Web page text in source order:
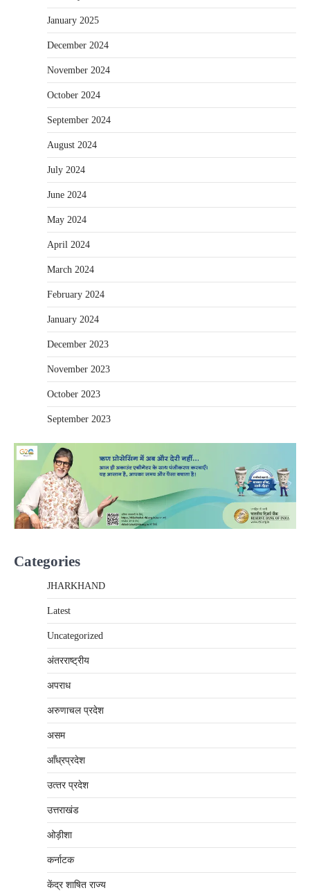
January 2025
December 2024
November 2024
October 2024
September 2024
August 2024
July 2024
June 2024
May 2024
April 2024
March 2024
February 2024
January 2024
December 2023
November 2023
October 2023
September 2023
Categories
JHARKHAND
Latest
Uncategorized
अंतरराष्‍ट्रीय
अपराध
अरुणाचल प्रदेश
असम
आँध्रप्रदेश
उत्‍तर प्रदेश
उत्तराखंड
ओड़ीशा
कर्नाटक
केंद्र शाषित राज्य